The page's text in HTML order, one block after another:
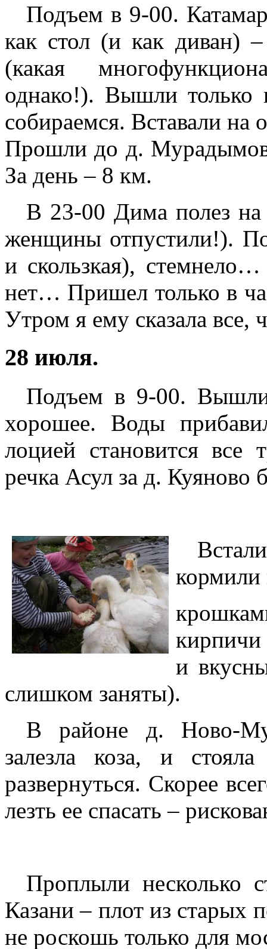
Подъем в 9-00.
как стол (и как диван)
(какая
однако!). Вышли только
собираемся. Вставали на
Прошли до д.
За день – 8 км.
В 23-00 Дима полез на
женщины отпустили!).
и скользкая),
нет… Пришел только в
Утром я ему сказала все,
28 июля.
Подъем в 9-00. Вышли
хорошее. Воды
лоцией становится
речка Асул за д. Куяново
кормили
и
слишком заняты).
В районе д. Ново-
залезла коза, и
развернуться. Скорее
лезть ее спасать –
Проплыли несколько
Казани – плот из старых
не роскошь только для